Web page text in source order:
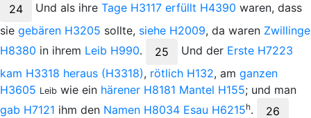
24 Und als ihre Tage H3117 erfüllt H4390 waren, dass
sie gebären H3205 sollte, siehe H2009, da waren Zwillinge
H8380 in ihrem Leib H990. 25 Und der Erste H7223
kam H3318 heraus (H3318), rötlich H132, am ganzen
H3605 Leib wie ein härener H8181 Mantel H155; und man
gab H7121 ihm den Namen H8034 Esau H6215h. 26